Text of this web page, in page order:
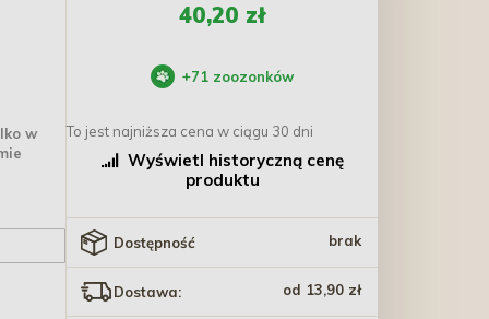
w
40,20 zł
+71 zoozonków
To jest najniższa cena w ciągu 30 dni
Wyświetl historyczną cenę
produktu
Dostępność brak
Dostawa: od 13,90 zł